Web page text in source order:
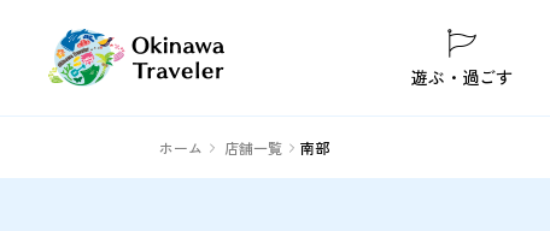
遊ぶ・過ごす
ホーム 店舗一覧 南部